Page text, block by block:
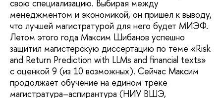
свою специализацию. Выбирая между
менеджментом и экономикой, он пришел к выводу,
что лучшей магистратурой для него будет МИЭФ.
Летом этого года Максим Шибанов успешно
защитил магистерскую диссертацию по теме «Risk
and Return Prediction with LLMs and financial texts»
с оценкой 9 (из 10 возможных). Сейчас Максим
продолжает обучение на едином треке
магистратура–аспирантура (НИУ ВШЭ,